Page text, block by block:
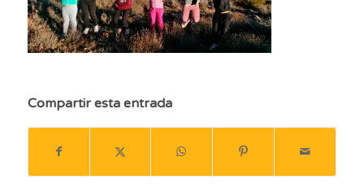
Compartir esta entrada